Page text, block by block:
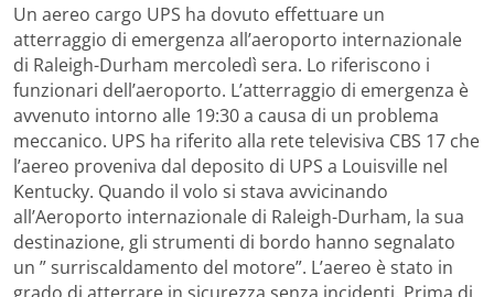
Un aereo cargo UPS ha dovuto effettuare un
atterraggio di emergenza all’aeroporto internazionale
di Raleigh-Durham mercoledì sera. Lo riferiscono i
funzionari dell’aeroporto. L’atterraggio di emergenza è
avvenuto intorno alle 19:30 a causa di un problema
meccanico. UPS ha riferito alla rete televisiva CBS 17 che
l’aereo proveniva dal deposito di UPS a Louisville nel
Kentucky. Quando il volo si stava avvicinando
all’Aeroporto internazionale di Raleigh-Durham, la sua
destinazione, gli strumenti di bordo hanno segnalato
un ” surriscaldamento del motore”. L’aereo è stato in
grado di atterrare in sicurezza senza incidenti. Prima di